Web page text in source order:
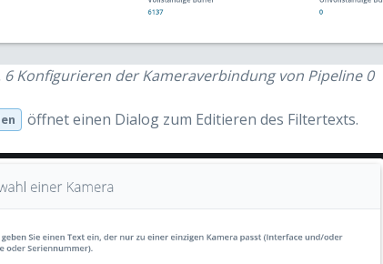
6Konfigurieren der Kameraverbindung von Pipeline 0
öffnet einen Dialog zum Editieren des Filtertexts.